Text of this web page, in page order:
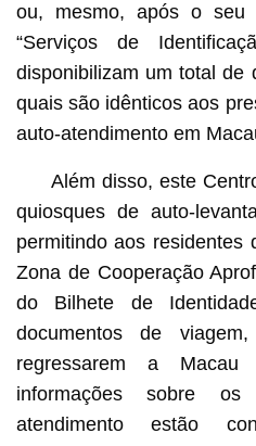
ou, mesmo, após o seu
“Serviços de
disponibilizam um total de
quais são idênticos aos
auto-atendimento em
Além disso, este
quiosques de auto-
permitindo aos residentes
Zona de Cooperação
do Bilhete de
documentos de
regressarem a
informações sobre
atendimento estão